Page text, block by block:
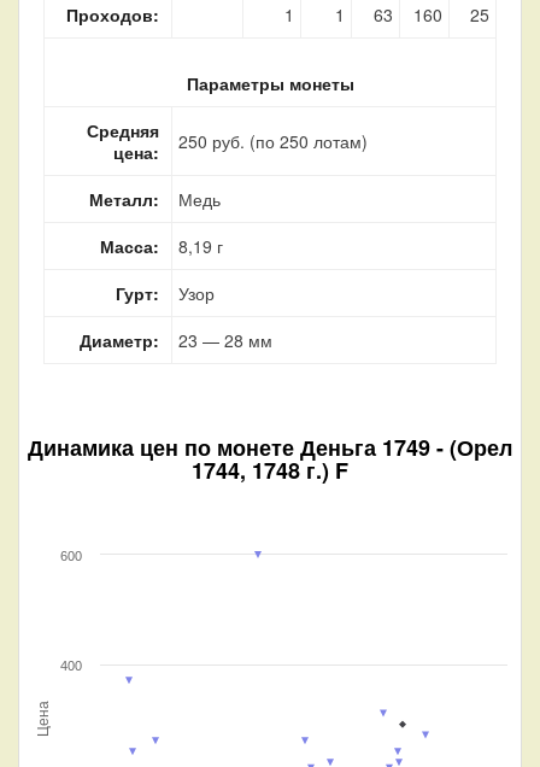
Проходов:
1 1 63 160 25
Параметры монеты
Средняя
цена:
250 руб. (по 250 лотам)
Металл:
Медь
Масса:
8,19 г
Гурт:
Узор
Диаметр:
23 — 28 мм
Динамика цен по монетеДеньга 1749 - (Орел
1744, 1748 г.) F
Цена
400
600